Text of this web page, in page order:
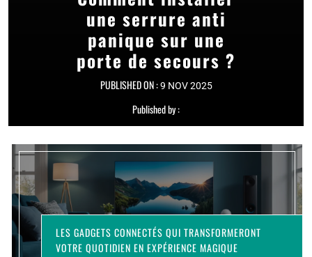
une serrure anti
panique sur une
porte de secours ?
PUBLISHED ON :9 NOV 2025
Published by :
un store banne
manuel ?
PUBLISHED ON :21 AOÛT 2025
Published by :
installer une
serrure anti
panique ?
PUBLISHED ON :7 AOÛT 2025
Published by :
LES GADGETS CONNECTÉS QUI TRANSFORMERONT
VOTRE QUOTIDIEN EN EXPÉRIENCE MAGIQUE